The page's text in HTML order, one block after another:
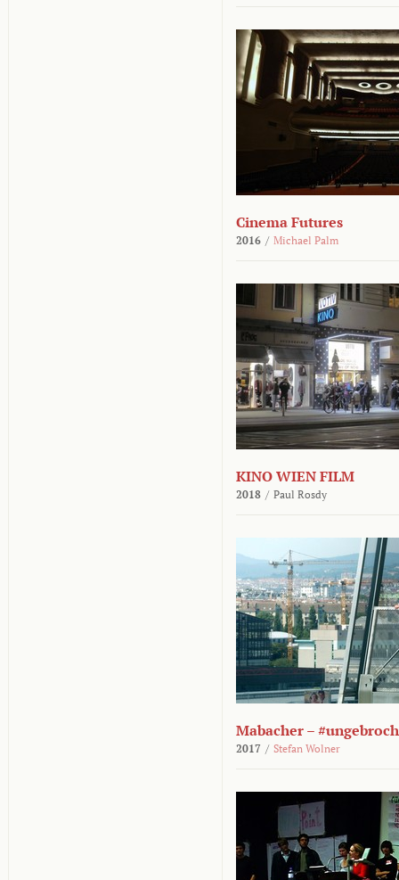
Cinema Futures
2016 / Michael Palm
KINO WIEN FILM
2018 / Paul Rosdy
Mabacher –
2017 / Stefan Wolner